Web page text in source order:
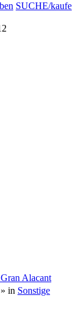
SUCHE/kaufe
Alacant
» in Sonstige